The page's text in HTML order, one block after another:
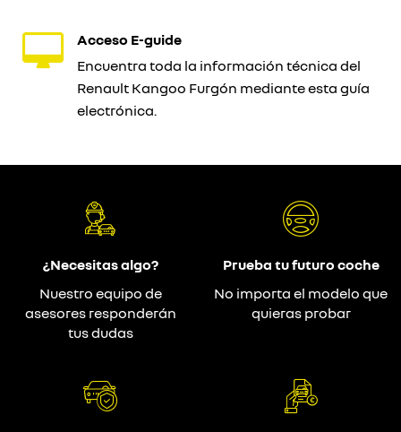
Acceso E-guide
Encuentra toda la información técnica del
Renault Kangoo Furgón mediante esta guía
electrónica.
¿Necesitas algo?
Nuestro equipo de
asesores responderán
tus dudas
Prueba tu futuro coche
No importa el modelo que
quieras probar